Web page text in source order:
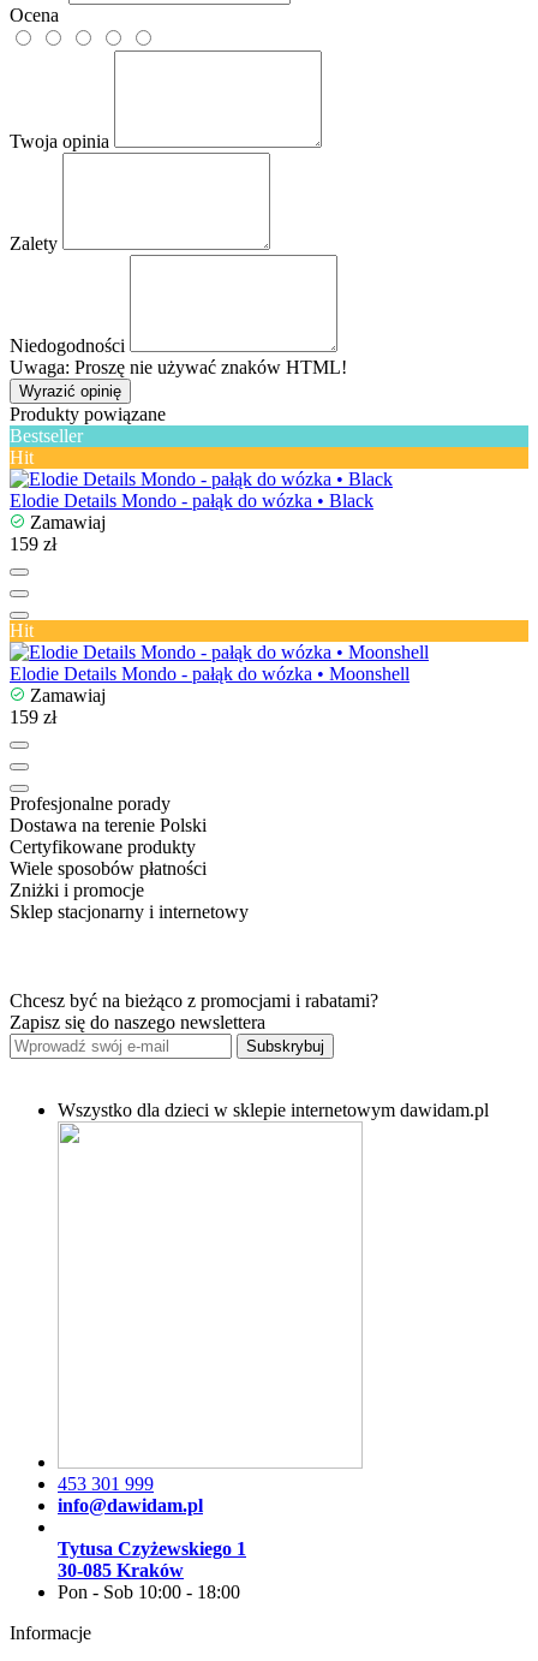
Ocena
Twoja opinia
Zalety
Niedogodności
Uwaga: Proszę nie używać znaków HTML!
Wyrazić opinię
Produkty powiązane
Bestseller
Hit
Elodie Details Mondo - pałąk do wózka • Black
Zamawiaj
159 zł
Hit
Elodie Details Mondo - pałąk do wózka • Moonshell
Zamawiaj
159 zł
Profesjonalne porady
Dostawa na terenie Polski
Certyfikowane produkty
Wiele sposobów płatności
Zniżki i promocje
Sklep stacjonarny i internetowy
Chcesz być na bieżąco z promocjami i rabatami?
Zapisz się do naszego newslettera
Subskrybuj
Wszystko dla dzieci w sklepie internetowym dawidam.pl
453 301 999
info@dawidam.pl
Tytusa Czyżewskiego 1
30-085 Kraków
Pon - Sob 10:00 - 18:00
Informacje